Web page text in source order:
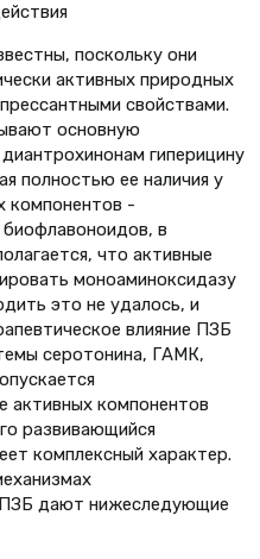
поскольку они
активных природных
свойствами.
основную
гиперицину
полностью ее наличия у
компонентов -
в
что активные
моноаминоксидазу
это не удалось, и
влияние ПЗБ
серотонина, ГАМК,
активных компонентов
развивающийся
комплексный характер.
ПЗБ дают нижеследующие